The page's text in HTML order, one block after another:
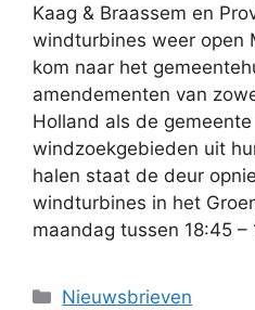
Kaag & Braassem en
windturbines weer open
kom naar het
amendementen van
Holland als de
windzoekgebieden uit
halen staat de deur
windturbines in het
maandag tussen 18:45
Categorieën
Nieuwsbrieven